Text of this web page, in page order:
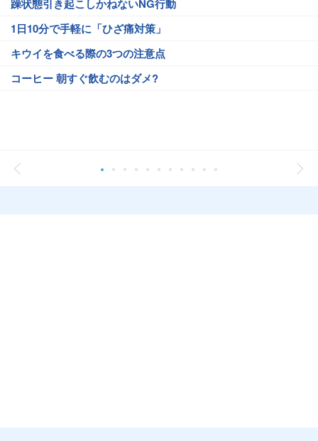
躁状態引き起こしかねないNG行動
1日10分で手軽に「ひざ痛対策」
キウイを食べる際の3つの注意点
コーヒー 朝すぐ飲むのはダメ?